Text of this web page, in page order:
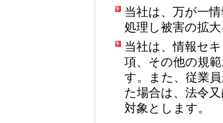
当社は、万が一
処理し被害の拡
当社は、情報セ
項、その他の規
す。また、従業
た場合は、法令
対象とします。